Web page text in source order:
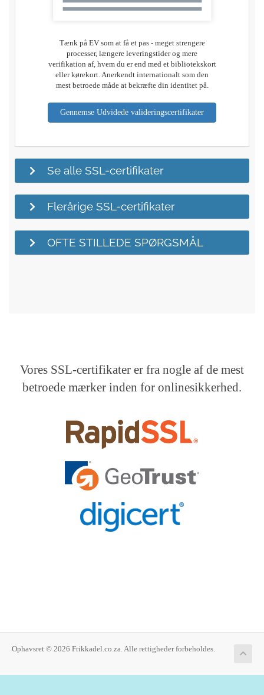
Tænk på EV som at få et pas - meget strengere
processer, længere leveringstider og mere
verifikation af, hvem du er end med et bibliotekskort
eller kørekort. Anerkendt internationalt som den
mest betroede måde at bekræfte din identitet på.
Gennemse Udvidede valideringscertifikater
Se alle SSL-certifikater
Flerårige SSL-certifikater
OFTE STILLEDE SPØRGSMÅL
Vores SSL-certifikater er fra nogle af de mest
betroede mærker inden for onlinesikkerhed.
Ophavsret © 2026 Frikkadel.co.za. Alle rettigheder forbeholdes.